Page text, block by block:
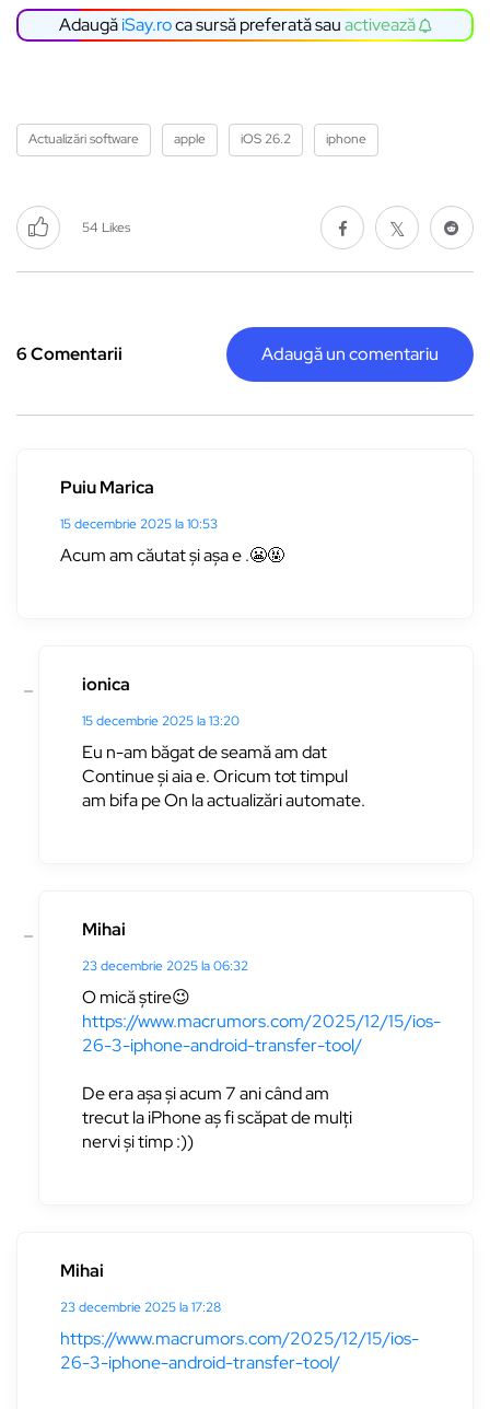
AdaugăiSay.roca sursă preferată sauactivează
Actualizări software apple iOS 26.2 iphone
54 Likes
6 Comentarii Adaugă un comentariu
Puiu Marica
15 decembrie 2025 la 10:53
Acum am căutat și așa e .😬🤬
ionica
15 decembrie 2025 la 13:20
Eu n-am băgat de seamă am dat
Continue și aia e. Oricum tot timpul
am bifa pe On la actualizări automate.
Mihai
23 decembrie 2025 la 06:32
O mică știre😉
https://www.macrumors.com/2025/12/15/ios-
26-3-iphone-android-transfer-tool/
De era așa și acum 7 ani când am
trecut la iPhone aș fi scăpat de mulți
nervi și timp :))
Mihai
23 decembrie 2025 la 17:28
https://www.macrumors.com/2025/12/15/ios-
26-3-iphone-android-transfer-tool/